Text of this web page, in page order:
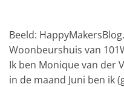
Beeld:
Woonbeurshuis van
Ik ben Monique van der
in de maand Juni ben ik